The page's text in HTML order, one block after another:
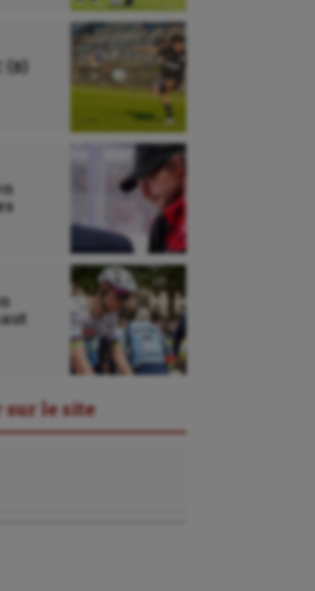
sur le site